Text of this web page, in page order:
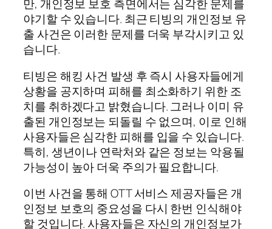
만, 개인정보 보호 측면에서는 심각한 문제를
야기할 수 있습니다. 최근 티빙의 개인정보 유
출 사건은 이러한 문제를 더욱 부각시키고 있
습니다.
티빙은 해킹 사건 발생 후 즉시 사용자들에게
상황을 공지하며 피해를 최소화하기 위한 조
치를 취하겠다고 밝혔습니다. 그러나 이미 유
출된 개인정보는 되돌릴 수 없으며, 이로 인해
사용자들은 심각한 피해를 입을 수 있습니다.
특히, 생년이나 연락처와 같은 정보는 악용될
가능성이 높아 더욱 주의가 필요합니다.
이번 사건을 통해 OTT 서비스 제공자들은 개
인정보 보호의 중요성을 다시 한번 인식해야
할 것입니다. 사용자들은 자신의 개인정보가